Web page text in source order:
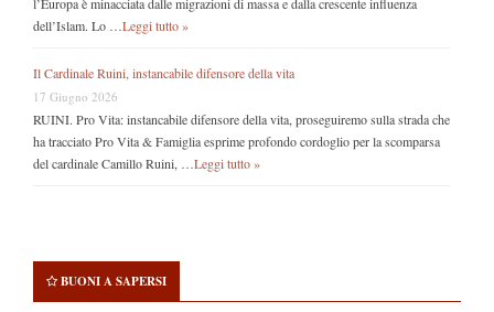
dell’Islam. Lo … Leggi tutto »
Il Cardinale Ruini, instancabile difensore della vita
17 Giugno 2026
RUINI. Pro Vita: instancabile difensore della vita, proseguiremo sulla strada che
ha tracciato Pro Vita & Famiglia esprime profondo cordoglio per la scomparsa
del cardinale Camillo Ruini, … Leggi tutto »
BUONI A SAPERSI